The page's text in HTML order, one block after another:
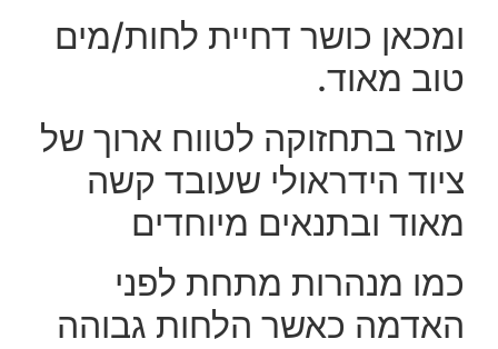
ומכאן כושר דחיית לחות/מים
טוב מאוד.
עוזר בתחזוקה לטווח ארוך של
ציוד הידראולי שעובד קשה
מאוד ובתנאים מיוחדים
כמו מנהרות מתחת לפני
האדמה כאשר הלחות גבוהה